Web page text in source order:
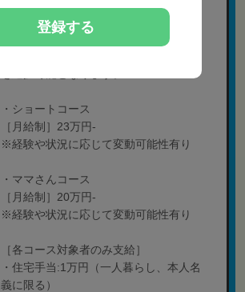
月8日休:285,000円
月6日休:315,000円
・ショートコース
［月給制］23万円-
※経験や状況に応じて変動可能性有り
・ママさんコース
［月給制］20万円-
※経験や状況に応じて変動可能性有り
［各コース対象者のみ支給］
・住宅手当:1万円（一人暮らし、本人名
義に限る）
登録する